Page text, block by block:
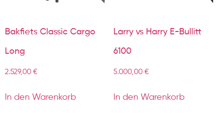
Bakfiets Classic Cargo
Long
2.529,00 €
In den Warenkorb
Larry vs Harry E-Bullitt
6100
5.000,00 €
In den Warenkorb